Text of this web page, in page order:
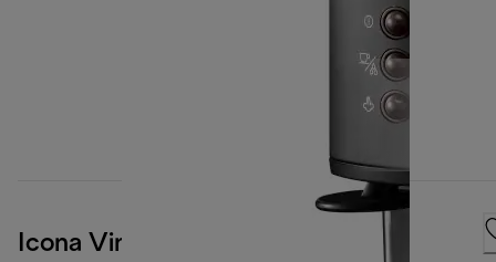
Icona Vintage, Black